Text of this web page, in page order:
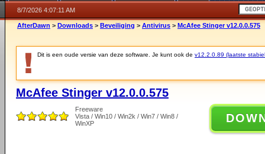
8/7/2026 4:07:11 AM
AfterDawn > Downloads > Beveiliging > Antivirus > McAfee Stinger v12.0.0.575
Dit is een oude versie van deze software. Je kunt ook de v12.2.0.89 (laatste
McAfee Stinger v12.0.0.575
Freeware
Vista / Win10 / Win2k / Win7 / Win8 /
WinXP